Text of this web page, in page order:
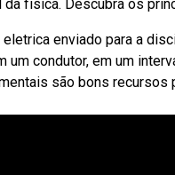
física. Descubra os
enviado para a
condutor, em um
são bons recursos